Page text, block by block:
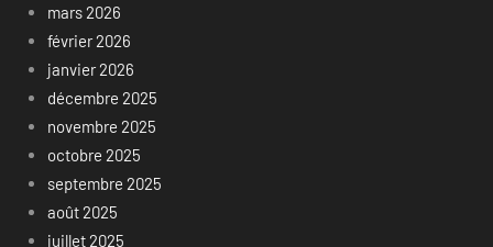
mars 2026
février 2026
janvier 2026
décembre 2025
novembre 2025
octobre 2025
septembre 2025
août 2025
juillet 2025